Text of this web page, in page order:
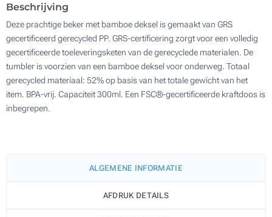
Beschrijving
Deze prachtige beker met bamboe deksel is gemaakt van GRS
gecertificeerd gerecycled PP. GRS-certificering zorgt voor een volledig
gecertificeerde toeleveringsketen van de gerecyclede materialen. De
tumbler is voorzien van een bamboe deksel voor onderweg. Totaal
gerecycled materiaal: 52% op basis van het totale gewicht van het
item. BPA-vrij. Capaciteit 300ml. Een FSC®-gecertificeerde kraftdoos is
inbegrepen.
ALGEMENE INFORMATIE
AFDRUK DETAILS